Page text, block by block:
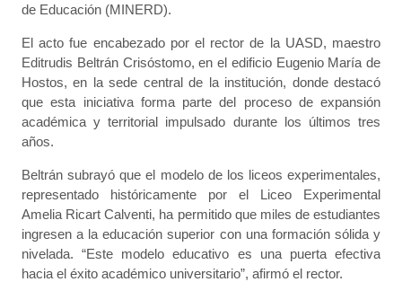
de Educación (MINERD).
El acto fue encabezado por el rector de la UASD, maestro
Editrudis Beltrán Crisóstomo, en el edificio Eugenio María de
Hostos, en la sede central de la institución, donde destacó
que esta iniciativa forma parte del proceso de expansión
académica y territorial impulsado durante los últimos tres
años.
Beltrán subrayó que el modelo de los liceos experimentales,
representado históricamente por el Liceo Experimental
Amelia Ricart Calventi, ha permitido que miles de estudiantes
ingresen a la educación superior con una formación sólida y
nivelada. “Este modelo educativo es una puerta efectiva
hacia el éxito académico universitario”, afirmó el rector.